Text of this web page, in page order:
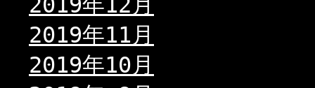
2019年11月
2019年10月